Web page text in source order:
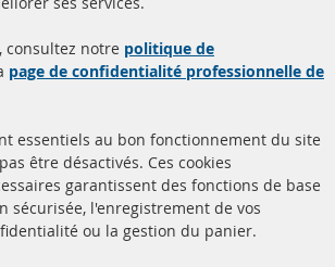
diesel
à propos de nous
livraison
Contact
Résilier le contrat
consultez notre politique de
page de confidentialité professionnelle de
essentiels au bon fonctionnement du site
être désactivés. Ces cookies
garantissent des fonctions de base
sécurisée, l'enregistrement de vos
ou la gestion du panier.